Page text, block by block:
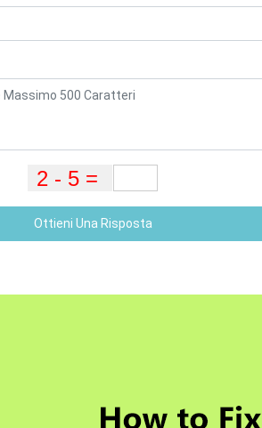
Ottieni Una Risposta